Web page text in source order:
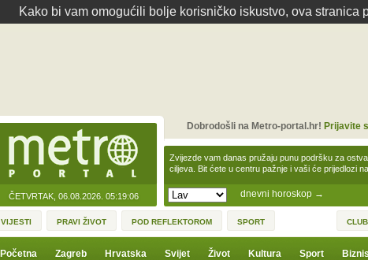
Kako bi vam omogućili bolje korisničko iskustvo, ova stranica
ČETVRTAK, 06.08.2026. 05:19:06 dnevni horoskop →
Zvijezde vam danas pružaju punu podršku za
ciljeva. Bit ćete u centru pažnje i vaši će prijedlozi
Dobrodošli na Metro-portal.hr! Prijavite
VIJESTI PRAVI ŽIVOT POD REFLEKTOROM SPORT CLUB
Početna Zagreb Hrvatska Svijet Život Kultura Sport Biznis